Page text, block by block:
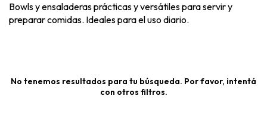
Bowls y ensaladeras prácticas y versátiles para servir y
preparar comidas. Ideales para el uso diario.
No tenemos resultados para tu búsqueda. Por favor, intentá
con otros filtros.